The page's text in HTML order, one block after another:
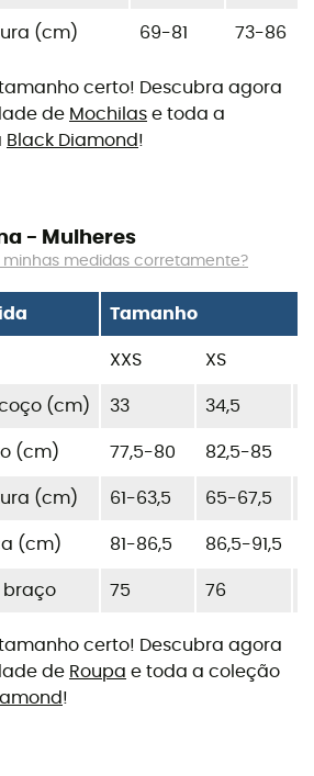
(cm) 69-81 73-86
certo! Descubra agora
de Mochilas e toda a
Black Diamond!
- Mulheres
medidas corretamente?
Tamanho
XXS XS
(cm) 33 34,5
(cm) 77,5-80 82,5-85
(cm) 61-63,5 65-67,5
(cm) 81-86,5 86,5-91,5
braço 75 76
certo! Descubra agora
de Roupa e toda a coleção
!